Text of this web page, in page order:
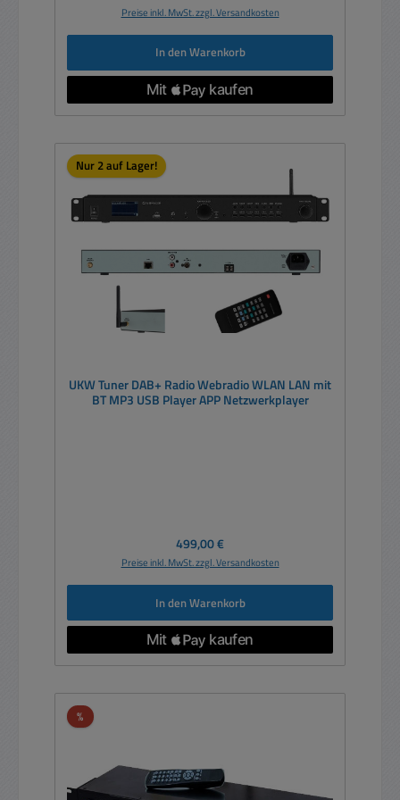
Preise inkl. MwSt. zzgl. Versandkosten
In den Warenkorb
Nur 2 auf Lager!
UKW Tuner DAB+ Radio Webradio WLAN LAN mit
BT MP3 USB Player APP Netzwerkplayer
Regulärer Preis:
499,00 €
Preise inkl. MwSt. zzgl. Versandkosten
In den Warenkorb
%Rabatt